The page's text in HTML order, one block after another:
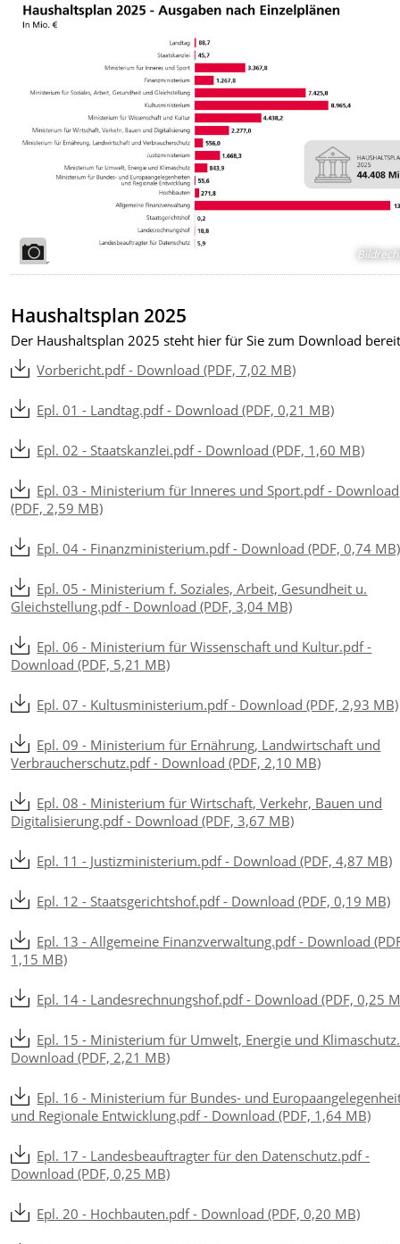
Haushaltsplan 2025
Der Haushaltsplan 2025 steht hier für Sie zum Download
Vorbericht.pdf - Download (PDF, 7,02 MB)
Epl. 01 - Landtag.pdf - Download (PDF, 0,21 MB)
Epl. 02 - Staatskanzlei.pdf - Download (PDF, 1,60 MB)
Epl. 03 - Ministerium für Inneres und Sport.pdf - Download
(PDF, 2,59 MB)
Epl. 04 - Finanzministerium.pdf - Download (PDF, 0,74 MB)
Epl. 05 - Ministerium f. Soziales, Arbeit, Gesundheit u.
Gleichstellung.pdf - Download (PDF, 3,04 MB)
Epl. 06 - Ministerium für Wissenschaft und Kultur.pdf -
Download (PDF, 5,21 MB)
Epl. 07 - Kultusministerium.pdf - Download (PDF, 2,93 MB)
Epl. 09 - Ministerium für Ernährung, Landwirtschaft und
Verbraucherschutz.pdf - Download (PDF, 2,10 MB)
Epl. 08 - Ministerium für Wirtschaft, Verkehr, Bauen und
Digitalisierung.pdf - Download (PDF, 3,67 MB)
Epl. 11 - Justizministerium.pdf - Download (PDF, 4,87 MB)
Epl. 12 - Staatsgerichtshof.pdf - Download (PDF, 0,19 MB)
Epl. 13 - Allgemeine Finanzverwaltung.pdf - Download
1,15 MB)
Epl. 14 - Landesrechnungshof.pdf - Download (PDF, 0,25
Epl. 15 - Ministerium für Umwelt, Energie und
Download (PDF, 2,21 MB)
Epl. 16 - Ministerium für Bundes- und
und Regionale Entwicklung.pdf - Download (PDF, 1,64 MB)
Epl. 17 - Landesbeauftragter für den Datenschutz.pdf -
Download (PDF, 0,25 MB)
Epl. 20 - Hochbauten.pdf - Download (PDF, 0,20 MB)